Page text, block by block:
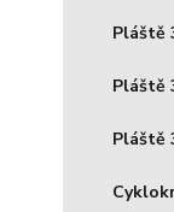
Pláště
Pláště
Pláště